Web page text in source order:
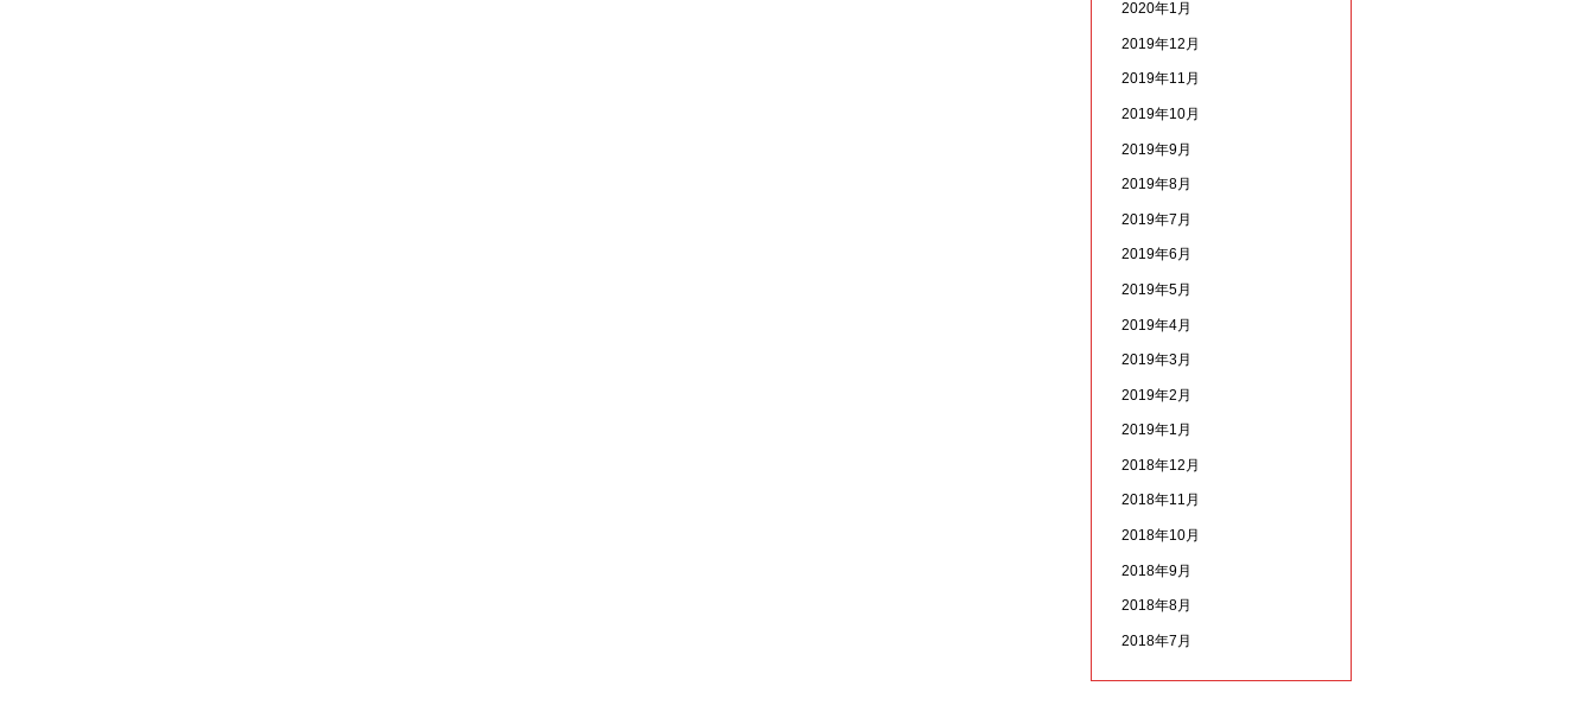
2020年1月
2019年12月
2019年11月
2019年10月
2019年9月
2019年8月
2019年7月
2019年6月
2019年5月
2019年4月
2019年3月
2019年2月
2019年1月
2018年12月
2018年11月
2018年10月
2018年9月
2018年8月
2018年7月